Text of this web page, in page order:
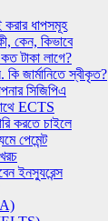
করার ধাপসমূহ
কেন, কিভাবে
টাকা লাগে?
কি জার্মানিতে স্বীকৃত?
সিজিপিএ
ECTS
করতে চাইলে
পেমেন্ট
ইনস্যুরেন্স